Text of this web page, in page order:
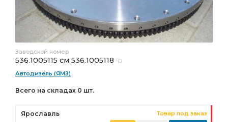
Заводской номер
536.1005115 см 536.1005118
Автодизель (ЯМЗ)
Всего на складах 0 шт.
Ярославль Товар под заказ